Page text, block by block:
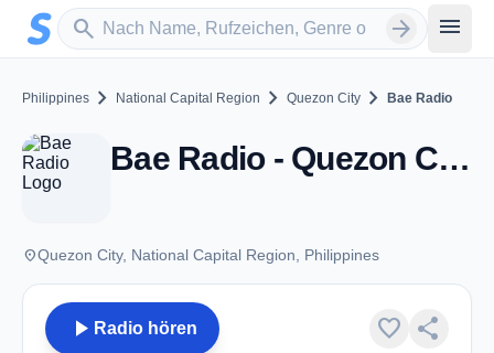
Zum Hauptinhalt springen
search
Sender suchen arrow_forward menu
Philippines chevron_right National Capital Region chevron_right Quezon City chevron_right Bae Radio
Bae Radio - Quezon City
placeQuezon City, National Capital Region, Philippines
play_arrow Radio hören favorite share